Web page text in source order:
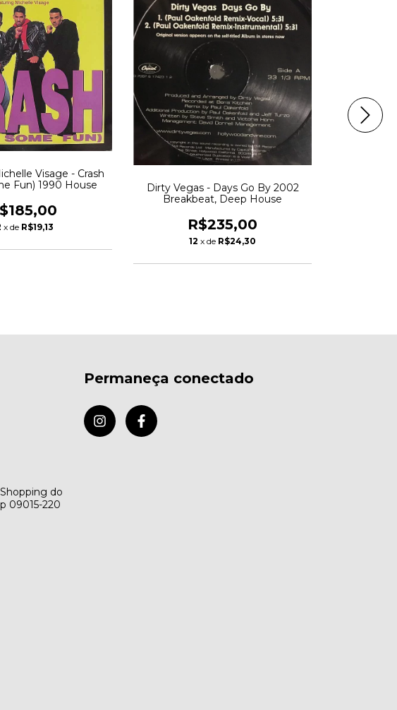
Visage - Crash
Fun) 1990 House
x de R$19,13
Dirty Vegas - Days Go By 2002
Breakbeat, Deep House
R$235,00
12 x de R$24,30
do
09015-220
Permaneça conectado